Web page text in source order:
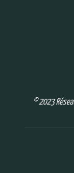
© 2023